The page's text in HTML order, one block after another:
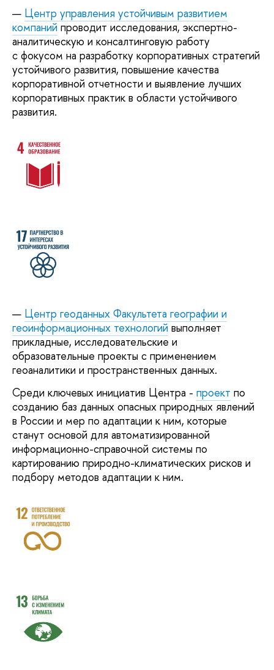
Центр управления устойчивым развитием
компаний проводит исследования, экспертно-
аналитическую и консалтинговую работу
с фокусом на разработку корпоративных стратегий
устойчивого развития, повышение качества
корпоративной отчетности и выявление лучших
корпоративных практик в области устойчивого
развития.
Центр геоданных Факультета географии и
геоинформационных технологий выполняет
прикладные, исследовательские и
образовательные проекты с применением
геоаналитики и пространственных данных.
Среди ключевых инициатив Центра - проект по
созданию баз данных опасных природных явлений
в России и мер по адаптации к ним, которые
станут основой для автоматизированной
информационно-справочной системы по
картированию природно-климатических рисков и
подбору методов адаптации к ним.